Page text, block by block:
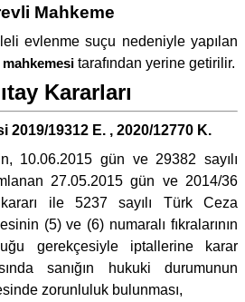
Mahkeme
evlenme suçu nedeniyle yapılan
tarafından yerine getirilir.
Kararları
2019/19312 E. , 2020/12770 K.
10.06.2015 gün ve 29382 sayılı
27.05.2015 gün ve 2014/36
ile 5237 sayılı Türk Ceza
(5) ve (6) numaralı fıkralarının
gerekçesiyle iptallerine karar
sanığın hukuki durumunun
zorunluluk bulunması,